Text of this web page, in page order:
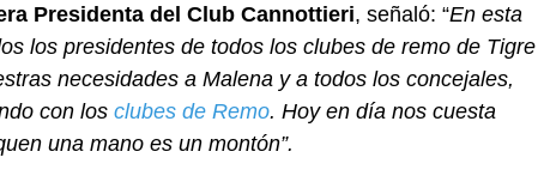
Presidenta del Club Cannottieri, señaló: “En esta
los presidentes de todos los clubes de remo de Tigre
necesidades a Malena y a todos los concejales,
con los clubes de Remo. Hoy en día nos cuesta
una mano es un montón”.